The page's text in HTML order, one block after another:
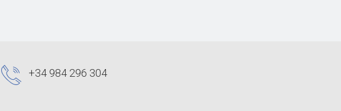
+34 984 296 304